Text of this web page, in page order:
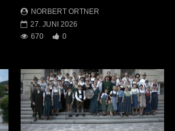
NORBERT ORTNER
27. JUNI 2026
670
0